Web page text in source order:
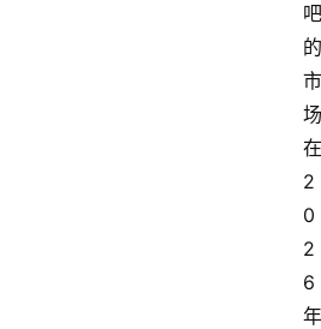
吧
的
市
场
在
2
0
2
6
年